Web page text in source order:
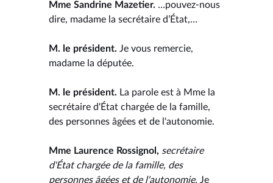
Mme Sandrine Mazetier. …pouvez-nous
dire, madame la secrétaire d’État,…
M. le président. Je vous remercie,
madame la députée.
M. le président. La parole est à Mme la
secrétaire d'État chargée de la famille,
des personnes âgées et de l'autonomie.
Mme Laurence Rossignol, secrétaire
d'État chargée de la famille, des
personnes âgées et de l'autonomie. Je